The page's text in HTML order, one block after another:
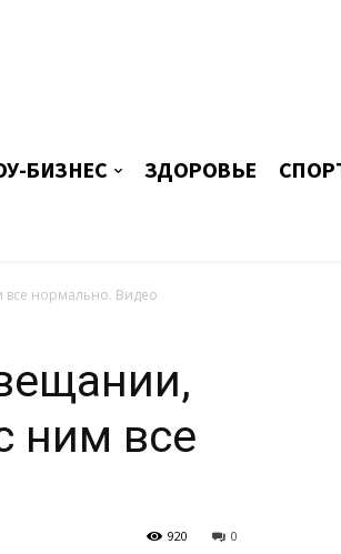
БИЗНЕС ЗДОРОВЬЕ
все нормально. Видео
ним все
0
920